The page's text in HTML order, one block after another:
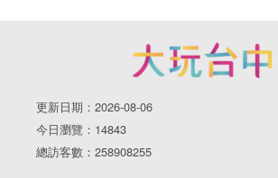
更新日期：2026-08-06
今日瀏覽：14843
總訪客數：258908255